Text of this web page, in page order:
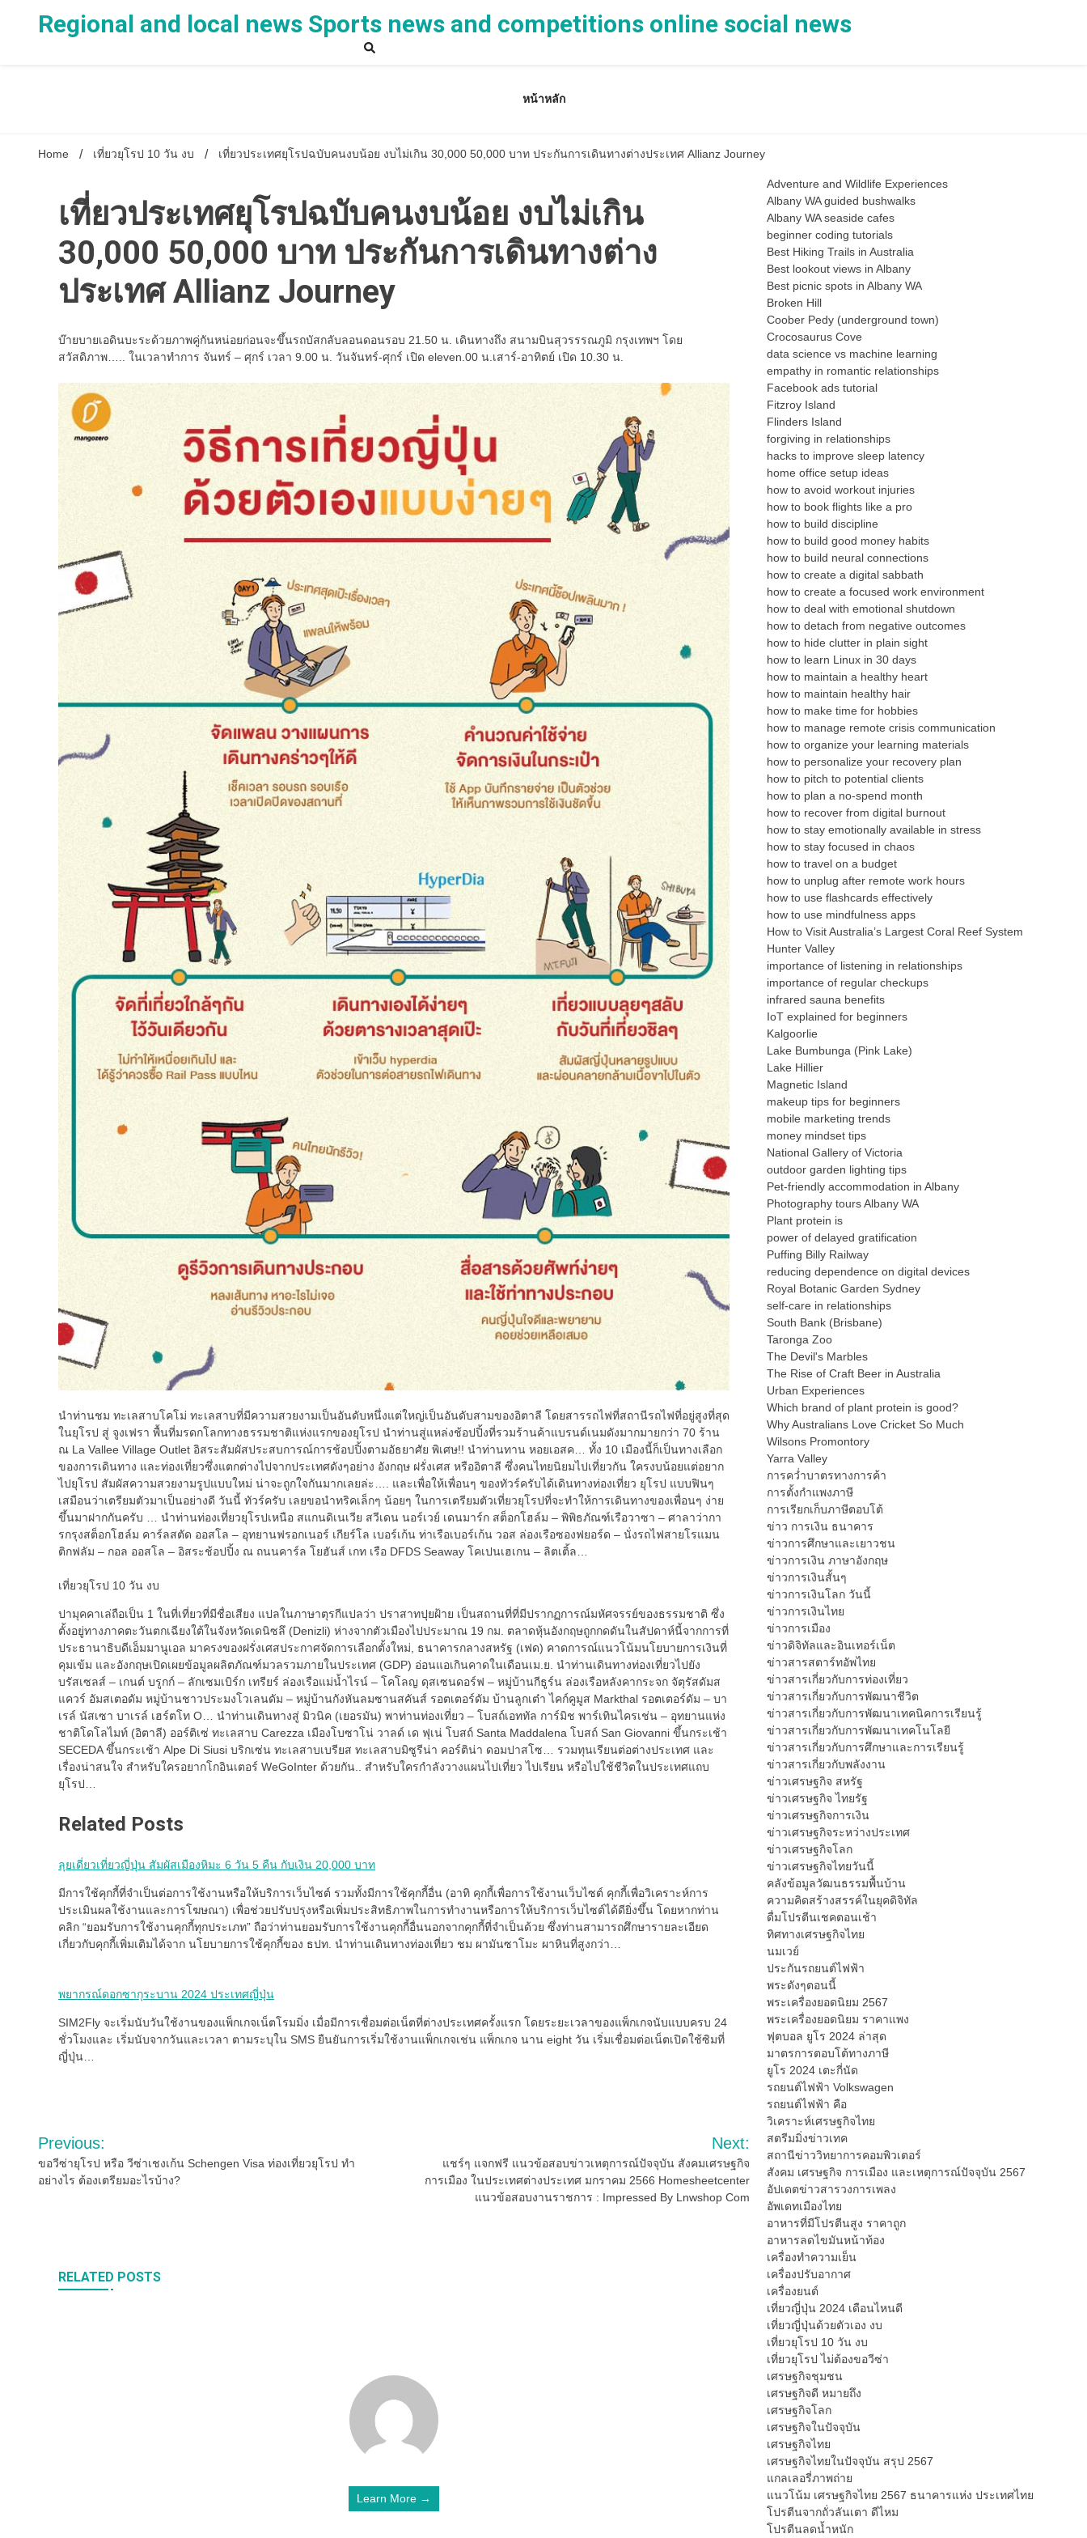
Regional and local news Sports news and competitions online social news
หน้าหลัก
Home เที่ยวยุโรป 10 วัน งบ เที่ยวประเทศยุโรปฉบับคนงบน้อย งบไม่เกิน 30,000 50,000 บาท ประกันการเดินทางต่างประเทศ Allianz Journey
เที่ยวประเทศยุโรปฉบับคนงบน้อย งบไม่เกิน
30,000 50,000 บาท ประกันการเดินทางต่าง
ประเทศ Allianz Journey
บ๊ายบายเอดินบะระด้วยภาพคู่กันหน่อยก่อนจะขึ้นรถบัสกลับลอนดอนรอบ 21.50 น. เดินทางถึง สนามบินสุวรรรณภูมิ กรุงเทพฯ โดย
สวัสดิภาพ….. ในเวลาทำการ จันทร์ – ศุกร์ เวลา 9.00 น. วันจันทร์-ศุกร์ เปิด eleven.00 น.เสาร์-อาทิตย์ เปิด 10.30 น.
นำท่านชม ทะเลสาบโคโม่ ทะเลสาบที่มีความสวยงามเป็นอันดับหนึ่งแต่ใหญ่เป็นอันดับสามของอิตาลี โดยสารรถไฟที่สถานีรถไฟที่อยู่สูงที่สุด
ในยุโรป สู่ จูงเฟรา พื้นที่มรดกโลกทางธรรมชาติแห่งแรกของยุโรป นำท่านสู่แหล่งช้อปปิ้งที่รวมร้านค้าแบรนด์เนมดังมากมายกว่า 70 ร้าน
ณ La Vallee Village Outlet อิสระสัมผัสประสบการณ์การช้อปปิ้งตามอัธยาศัย พิเศษ!! นำท่านทาน หอยเอสค… ทั้ง 10 เมืองนี้ก็เป็นทางเลือก
ของการเดินทาง และท่องเที่ยวซึ่งแตกต่างไปจากประเทศดังๆอย่าง อังกฤษ ฝรั่งเศส หรืออิตาลี ซึ่งคนไทยนิยมไปเที่ยวกัน ใครงบน้อยแต่อยาก
ไปยุโรป สัมผัสความสวยงามรูปแบบใหม่ น่าจะถูกใจกันมากเลยล่ะ…. และเพื่อให้เพื่อนๆ ของทัวร์ครับได้เดินทางท่องเที่ยว ยุโรป แบบฟินๆ
เสมือนว่าเตรียมตัวมาเป็นอย่างดี วันนี้ ทัวร์ครับ เลยขอนำทริคเล็กๆ น้อยๆ ในการเตรียมตัวเที่ยวยุโรปที่จะทำให้การเดินทางของเพื่อนๆ ง่าย
ขึ้นมาฝากกันครับ … นำท่านท่องเที่ยวยุโรปเหนือ สแกนดิเนเวีย สวีเดน นอร์เวย์ เดนมาร์ก สต็อกโฮล์ม – พิพิธภัณฑ์เรือวาซา – ศาลาว่ากา
รกรุงสต็อกโฮล์ม คาร์ลสตัด ออสโล – อุทยานฟรอกเนอร์ เกียร์โล เบอร์เก้น ท่าเรือเบอร์เก้น วอส ล่องเรือซองฟยอร์ด – นั่งรถไฟสายโรแมน
ติกฟลัม – กอล ออสโล – อิสระช้อปปิ้ง ณ ถนนคาร์ล โยฮันส์ เกท เรือ DFDS Seaway โคเปนเฮเกน – ลิตเติ้ล…
เที่ยวยุโรป 10 วัน งบ
ปามุคคาเล่ถือเป็น 1 ในที่เที่ยวที่มีชื่อเสียง แปลในภาษาตุรกีแปลว่า ปราสาทปุยฝ้าย เป็นสถานที่ที่มีปรากฏการณ์มหัศจรรย์ของธรรมชาติ ซึ่ง
ตั้งอยู่ทางภาคตะวันตกเฉียงใต้ในจังหวัดเดนิซลึ (Denizli) ห่างจากตัวเมืองไปประมาณ 19 กม. ตลาดหุ้นอังกฤษถูกกดดันในสัปดาห์นี้จากการที่
ประธานาธิบดีเอ็มมานูเอล มาครงของฝรั่งเศสประกาศจัดการเลือกตั้งใหม่, ธนาคารกลางสหรัฐ (เฟด) คาดการณ์แนวโน้มนโยบายการเงินที่
คุมเข้ม และอังกฤษเปิดเผยข้อมูลผลิตภัณฑ์มวลรวมภายในประเทศ (GDP) อ่อนแอเกินคาดในเดือนเม.ย. นำท่านเดินทางท่องเที่ยวไปยัง
บรัสเซลส์ – เกนต์ บรูกก์ – ลักเซมเบิร์ก เทรียร์ ล่องเรือแม่น้ำไรน์ – โคโลญ ดุสเซนดอร์ฟ – หมู่บ้านกีธูร์น ล่องเรือหลังคากระจก จัตุรัสดัมส
แควร์ อัมสเตอดัม หมู่บ้านชาวประมงโวเลนดัม – หมู่บ้านกังหันลมซานสคันส์ รอตเตอร์ดัม บ้านลูกเต๋า ไคก์คูมูส Markthal รอตเตอร์ดัม – บา
เรล์ นัสเซา บาเรล์ เฮร์ตโท O… นำท่านเดินทางสู่ มิวนิค (เยอรมัน) พาท่านท่องเที่ยว – โบสถ์เอททัล การ์มิช พาร์เทินไครเช่น – อุทยานแห่ง
ชาติโดโลไมท์ (อิตาลี) ออร์ติเซ่ ทะเลสาบ Carezza เมืองโบซาโน่ วาลด์ เด ฟุเน่ โบสถ์ Santa Maddalena โบสถ์ San Giovanni ขึ้นกระเช้า
SECEDA ขึ้นกระเช้า Alpe Di Siusi บริกเซ่น ทะเลสาบเบรียส ทะเลสาบมิซูรีน่า คอร์ติน่า ดอมปาสโซ… รวมทุนเรียนต่อต่างประเทศ และ
เรื่องน่าสนใจ สำหรับใครอยากโกอินเตอร์ WeGoInter ด้วยกัน.. สำหรับใครกำลังวางแผนไปเที่ยว ไปเรียน หรือไปใช้ชีวิตในประเทศแถบ
ยุโรป…
Related Posts
ลุยเดี่ยวเที่ยวญี่ปุ่น สัมผัสเมืองหิมะ 6 วัน 5 คืน กับเงิน 20,000 บาท
มีการใช้คุกกี้ที่จำเป็นต่อการใช้งานหรือให้บริการเว็บไซต์ รวมทั้งมีการใช้คุกกี้อื่น (อาทิ คุกกี้เพื่อการใช้งานเว็บไซต์ คุกกี้เพื่อวิเคราะห์การ
ประเมินผลใช้งานและการโฆษณา) เพื่อช่วยปรับปรุงหรือเพิ่มประสิทธิภาพในการทำงานหรือการให้บริการเว็บไซต์ได้ดียิ่งขึ้น โดยหากท่าน
คลิก “ยอมรับการใช้งานคุกกี้ทุกประเภท” ถือว่าท่านยอมรับการใช้งานคุกกี้อื่นนอกจากคุกกี้ที่จำเป็นด้วย ซึ่งท่านสามารถศึกษารายละเอียด
เกี่ยวกับคุกกี้เพิ่มเติมได้จาก นโยบายการใช้คุกกี้ของ ธปท. นำท่านเดินทางท่องเที่ยว ชม ผามันซาโมะ ผาหินที่สูงกว่า…
พยากรณ์ดอกซากุระบาน 2024 ประเทศญี่ปุ่น
SIM2Fly จะเริ่มนับวันใช้งานของแพ็กเกจเน็ตโรมมิ่ง เมื่อมีการเชื่อมต่อเน็ตที่ต่างประเทศครั้งแรก โดยระยะเวลาของแพ็กเกจนับแบบครบ 24
ชั่วโมงและ เริ่มนับจากวันและเวลา ตามระบุใน SMS ยืนยันการเริ่มใช้งานแพ็กเกจเช่น แพ็กเกจ นาน eight วัน เริ่มเชื่อมต่อเน็ตเปิดใช้ซิมที่
ญี่ปุ่น…
Post
navigation
Previous:
ขอวีซ่ายุโรป หรือ วีซ่าเชงเก้น Schengen Visa ท่องเที่ยวยุโรป ทำ
อย่างไร ต้องเตรียมอะไรบ้าง?
Next:
แชร์ๆ แจกฟรี แนวข้อสอบข่าวเหตุการณ์ปัจจุบัน สังคมเศรษฐกิจ
การเมือง ในประเทศต่างประเทศ มกราคม 2566 Homesheetcenter
แนวข้อสอบงานราชการ : Impressed By Lnwshop Com
RELATED POSTS
Learn More →
Adventure and Wildlife Experiences
Albany WA guided bushwalks
Albany WA seaside cafes
beginner coding tutorials
Best Hiking Trails in Australia
Best lookout views in Albany
Best picnic spots in Albany WA
Broken Hill
Coober Pedy (underground town)
Crocosaurus Cove
data science vs machine learning
empathy in romantic relationships
Facebook ads tutorial
Fitzroy Island
Flinders Island
forgiving in relationships
hacks to improve sleep latency
home office setup ideas
how to avoid workout injuries
how to book flights like a pro
how to build discipline
how to build good money habits
how to build neural connections
how to create a digital sabbath
how to create a focused work environment
how to deal with emotional shutdown
how to detach from negative outcomes
how to hide clutter in plain sight
how to learn Linux in 30 days
how to maintain a healthy heart
how to maintain healthy hair
how to make time for hobbies
how to manage remote crisis communication
how to organize your learning materials
how to personalize your recovery plan
how to pitch to potential clients
how to plan a no-spend month
how to recover from digital burnout
how to stay emotionally available in stress
how to stay focused in chaos
how to travel on a budget
how to unplug after remote work hours
how to use flashcards effectively
how to use mindfulness apps
How to Visit Australia’s Largest Coral Reef System
Hunter Valley
importance of listening in relationships
importance of regular checkups
infrared sauna benefits
IoT explained for beginners
Kalgoorlie
Lake Bumbunga (Pink Lake)
Lake Hillier
Magnetic Island
makeup tips for beginners
mobile marketing trends
money mindset tips
National Gallery of Victoria
outdoor garden lighting tips
Pet-friendly accommodation in Albany
Photography tours Albany WA
Plant protein is
power of delayed gratification
Puffing Billy Railway
reducing dependence on digital devices
Royal Botanic Garden Sydney
self-care in relationships
South Bank (Brisbane)
Taronga Zoo
The Devil's Marbles
The Rise of Craft Beer in Australia
Urban Experiences
Which brand of plant protein is good?
Why Australians Love Cricket So Much
Wilsons Promontory
Yarra Valley
การคว่ำบาตรทางการค้า
การตั้งกำแพงภาษี
การเรียกเก็บภาษีตอบโต้
ข่าว การเงิน ธนาคาร
ข่าวการศึกษาและเยาวชน
ข่าวการเงิน ภาษาอังกฤษ
ข่าวการเงินสั้นๆ
ข่าวการเงินโลก วันนี้
ข่าวการเงินไทย
ข่าวการเมือง
ข่าวดิจิทัลและอินเทอร์เน็ต
ข่าวสารสตาร์ทอัพไทย
ข่าวสารเกี่ยวกับการท่องเที่ยว
ข่าวสารเกี่ยวกับการพัฒนาชีวิต
ข่าวสารเกี่ยวกับการพัฒนาเทคนิคการเรียนรู้
ข่าวสารเกี่ยวกับการพัฒนาเทคโนโลยี
ข่าวสารเกี่ยวกับการศึกษาและการเรียนรู้
ข่าวสารเกี่ยวกับพลังงาน
ข่าวเศรษฐกิจ สหรัฐ
ข่าวเศรษฐกิจ ไทยรัฐ
ข่าวเศรษฐกิจการเงิน
ข่าวเศรษฐกิจระหว่างประเทศ
ข่าวเศรษฐกิจโลก
ข่าวเศรษฐกิจไทยวันนี้
คลังข้อมูลวัฒนธรรมพื้นบ้าน
ความคิดสร้างสรรค์ในยุคดิจิทัล
ดื่มโปรตีนเชคตอนเช้า
ทิศทางเศรษฐกิจไทย
นมเวย์
ประกันรถยนต์ไฟฟ้า
พระดังๆตอนนี้
พระเครื่องยอดนิยม 2567
พระเครื่องยอดนิยม ราคาแพง
ฟุตบอล ยูโร 2024 ล่าสุด
มาตรการตอบโต้ทางภาษี
ยูโร 2024 เตะกี่นัด
รถยนต์ไฟฟ้า Volkswagen
รถยนต์ไฟฟ้า คือ
วิเคราะห์เศรษฐกิจไทย
สตรีมมิ่งข่าวเทค
สถานีข่าววิทยาการคอมพิวเตอร์
สังคม เศรษฐกิจ การเมือง และเหตุการณ์ปัจจุบัน 2567
อัปเดตข่าวสารวงการเพลง
อัพเดทเมืองไทย
อาหารที่มีโปรตีนสูง ราคาถูก
อาหารลดไขมันหน้าท้อง
เครื่องทำความเย็น
เครื่องปรับอากาศ
เครื่องยนต์
เที่ยวญี่ปุ่น 2024 เดือนไหนดี
เที่ยวญี่ปุ่นด้วยตัวเอง งบ
เที่ยวยุโรป 10 วัน งบ
เที่ยวยุโรป ไม่ต้องขอวีซ่า
เศรษฐกิจชุมชน
เศรษฐกิจดี หมายถึง
เศรษฐกิจโลก
เศรษฐกิจในปัจจุบัน
เศรษฐกิจไทย
เศรษฐกิจไทยในปัจจุบัน สรุป 2567
แกลเลอรี่ภาพถ่าย
แนวโน้ม เศรษฐกิจไทย 2567 ธนาคารแห่ง ประเทศไทย
โปรตีนจากถั่วลันเตา ดีไหม
โปรตีนลดน้ำหนัก